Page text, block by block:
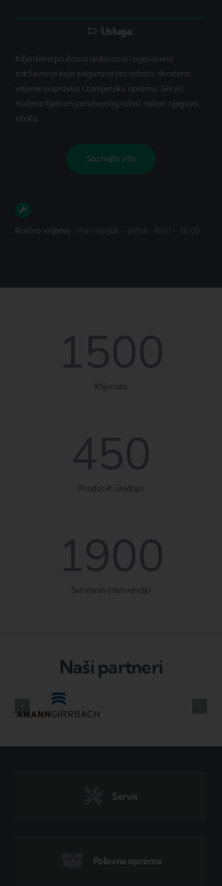
Usluga:
Klijentima pružamo redovno a i ugovoreno
održavanje koje osigurava brz odaziv, skraćeno
vrijeme popravka i zamjensku opremu. Servis
nudimo tijekom jamstvenog roka i nakon njegova
isteka.
Saznajte više
Radno vrijeme : Ponedjeljak – petak : 8:00 – 16:00
Klijenata
Prodanih uređaja
Servisnih intervencija
Naši partneri
Servis
Polovna oprema